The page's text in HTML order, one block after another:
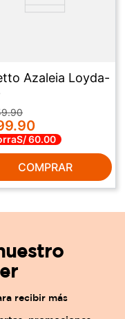
Azaleia Loyda-
.90
.90
S/60.00
COMPRAR